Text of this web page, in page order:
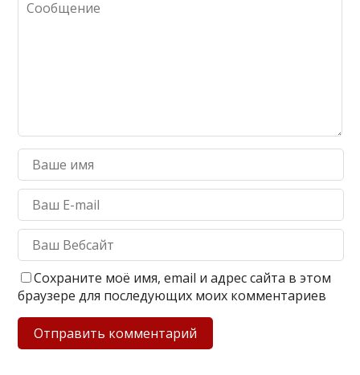
Сохраните моё имя, email и адрес сайта в этом
браузере для последующих моих комментариев